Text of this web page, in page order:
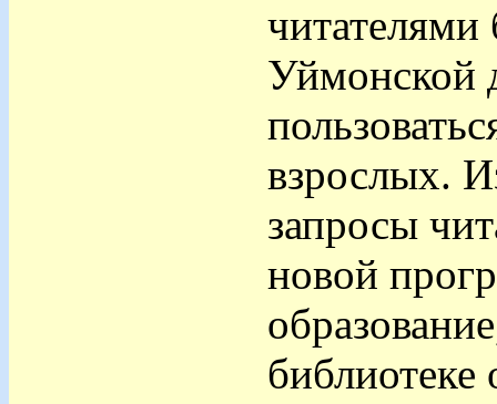
Уймонской
взрослых.
запросы
новой
библиотеке